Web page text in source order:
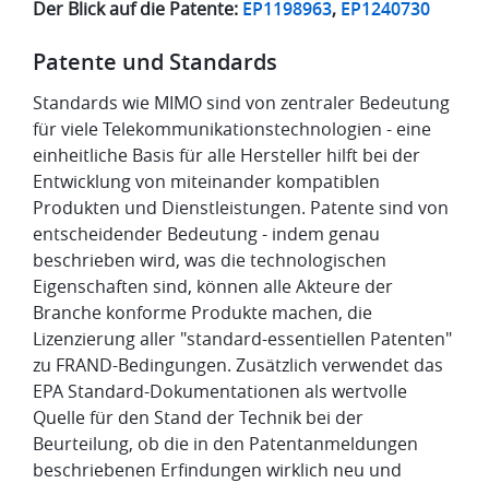
Der Blick auf die Patente: EP1198963, EP1240730
Patente und Standards
Standards wie MIMO sind von zentraler Bedeutung
für viele Telekommunikationstechnologien - eine
einheitliche Basis für alle Hersteller hilft bei der
Entwicklung von miteinander kompatiblen
Produkten und Dienstleistungen. Patente sind von
entscheidender Bedeutung - indem genau
beschrieben wird, was die technologischen
Eigenschaften sind, können alle Akteure der
Branche konforme Produkte machen, die
Lizenzierung aller "standard-essentiellen Patenten"
zu FRAND-Bedingungen. Zusätzlich verwendet das
EPA Standard-Dokumentationen als wertvolle
Quelle für den Stand der Technik bei der
Beurteilung, ob die in den Patentanmeldungen
beschriebenen Erfindungen wirklich neu und